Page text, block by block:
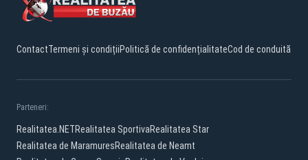
ContactTermeni și condițiiPolitică de confidențialitateCod de conduită
Parteneri:
Realitatea.NETRealitatea SportivaRealitatea Star
Realitatea de MaramuresRealitatea de Neamt